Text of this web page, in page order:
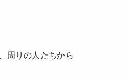
周りの人たちから